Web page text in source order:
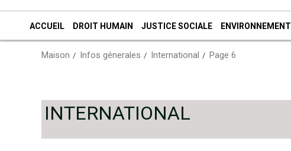
ACCUEIL DROIT HUMAIN JUSTICE SOCIALE ENVIRONNEMENT
Maison Infos génerales International Page 6
INTERNATIONAL